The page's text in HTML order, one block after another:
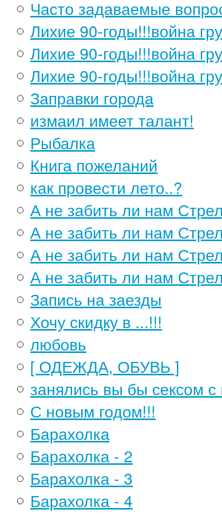
Часто задаваемые
Лихие 90-годы!!!война
Лихие 90-годы!!!война
Лихие 90-годы!!!война
Заправки города
измаил имеет талант!
Рыбалка
Книга пожеланий
как провести лето..?
А не забить ли нам
А не забить ли нам
А не забить ли нам
А не забить ли нам
Запись на заезды
Хочу скидку в ...!!!
любовь
[ ОДЕЖДА, ОБУВЬ ]
занялись вы бы сексом
С новым годом!!!
Барахолка
Барахолка - 2
Барахолка - 3
Барахолка - 4